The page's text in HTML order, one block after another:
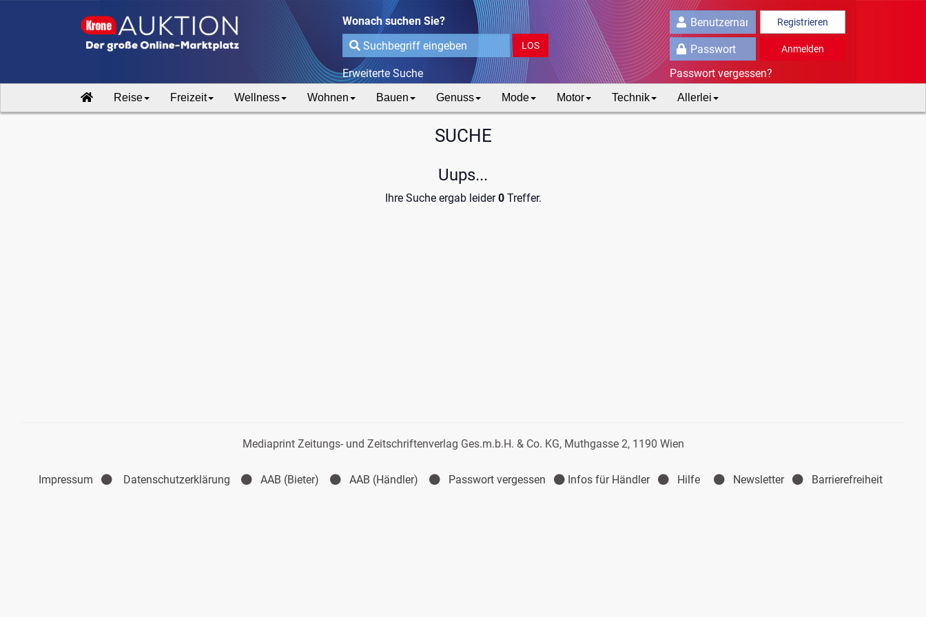
Wonach suchen Sie?
LOS
Erweiterte Suche
Registrieren
Anmelden
Passwort vergessen?
Reise Freizeit Wellness Wohnen Bauen Genuss Mode Motor Technik Allerlei
SUCHE
Uups...
Ihre Suche ergab leider0Treffer.
Mediaprint Zeitungs- und Zeitschriftenverlag Ges.m.b.H. & Co. KG, Muthgasse 2, 1190 Wien
Impressum Datenschutzerklärung AAB (Bieter) AAB (Händler) Passwort vergessen Infos für Händler Hilfe Newsletter Barrierefreiheit